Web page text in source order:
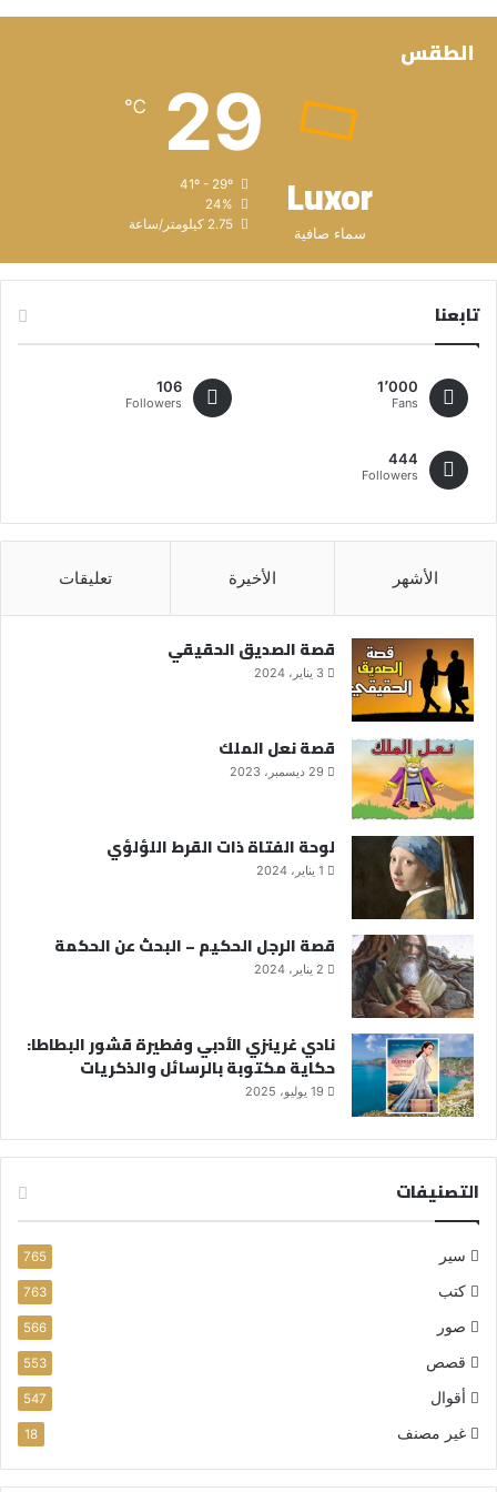
الطقس
Luxor
سماء صافية
29
℃
24%
2.75 كيلومتر/ساعة
تابعنا
1٬000
Fans
106
Followers
444
Followers
الأشهر الأخيرة تعليقات
قصة الصديق الحقيقي
3 يناير، 2024
قصة نعل الملك
29 ديسمبر، 2023
لوحة الفتاة ذات القرط اللؤلؤي
1 يناير، 2024
قصة الرجل الحكيم – البحث عن الحكمة
2 يناير، 2024
نادي غرينزي الأدبي وفطيرة قشور البطاطا:
حكاية مكتوبة بالرسائل والذكريات
19 يوليو، 2025
التصنيفات
سير 765
كتب 763
صور 566
قصص 553
أقوال 547
غير مصنف 18